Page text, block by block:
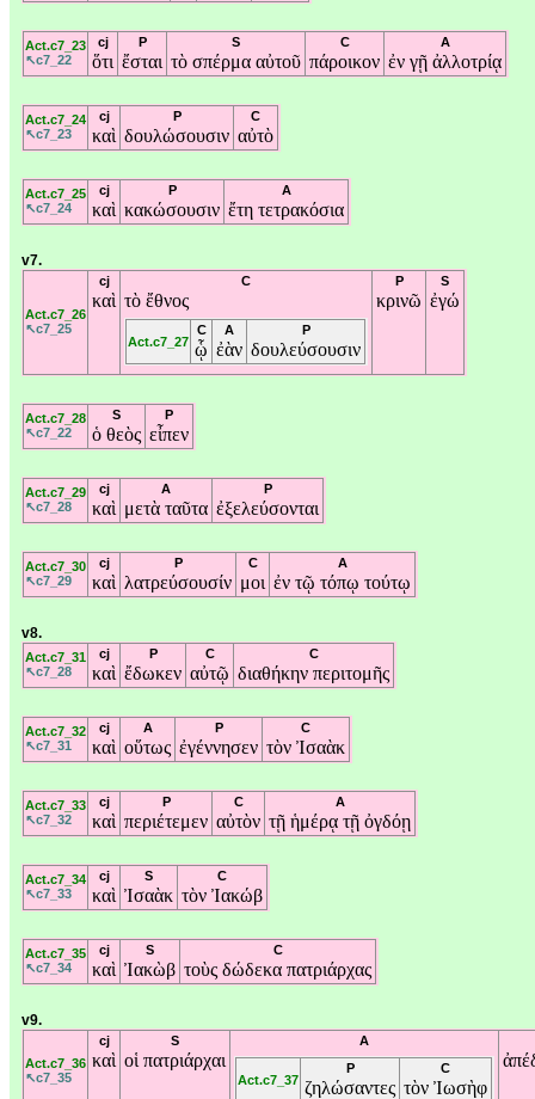
Act.c7_23
↖c7_22
cj
ὅτι
P
ἔσται
S
τὸ σπέρμα αὐτοῦ
C
πάροικον
A
ἐν γῇ ἀλλοτρίᾳ
Act.c7_24
↖c7_23
cj
καὶ
P
δουλώσουσιν
C
αὐτὸ
Act.c7_25
↖c7_24
cj
καὶ
P
κακώσουσιν
A
ἔτη τετρακόσια
v7.
Act.c7_26
↖c7_25
cj
καὶ
C
τὸ ἔθνος
Act.c7_27
C
ᾧ
A
ἐὰν
P
δουλεύσουσιν
P
κρινῶ
S
ἐγώ
Act.c7_28
↖c7_22
S
ὁ θεὸς
P
εἶπεν
Act.c7_29
↖c7_28
cj
καὶ
A
μετὰ ταῦτα
P
ἐξελεύσονται
Act.c7_30
↖c7_29
cj
καὶ
P
λατρεύσουσίν
C
μοι
A
ἐν τῷ τόπῳ τούτῳ
v8.
Act.c7_31
↖c7_28
cj
καὶ
P
ἔδωκεν
C
αὐτῷ
C
διαθήκην περιτομῆς
Act.c7_32
↖c7_31
cj
καὶ
A
οὕτως
P
ἐγέννησεν
C
τὸν Ἰσαὰκ
Act.c7_33
↖c7_32
cj
καὶ
P
περιέτεμεν
C
αὐτὸν
A
τῇ ἡμέρᾳ τῇ ὀγδόῃ
Act.c7_34
↖c7_33
cj
καὶ
S
Ἰσαὰκ
C
τὸν Ἰακώβ
Act.c7_35
↖c7_34
cj
καὶ
S
Ἰακὼβ
C
τοὺς δώδεκα πατριάρχας
v9.
Act.c7_36
↖c7_35
cj
καὶ
S
οἱ πατριάρχαι
A
Act.c7_37
P
ζηλώσαντες
C
τὸν Ἰωσὴφ